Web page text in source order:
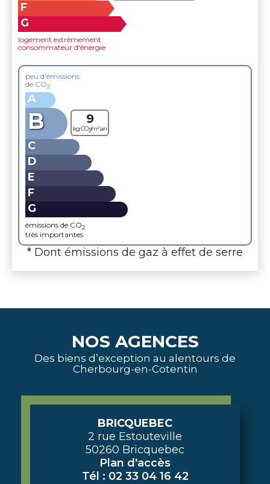
F
G
logement extrêmement
consommateur d'énergie
9
kg CO2/m².an
peu d'émissions
de CO2
A
B
C
D
E
F
G
émissions de CO2
très importantes
* Dont émissions de gaz à effet de serre
NOS AGENCES
Des biens d’exception au alentours de
Cherbourg-en-Cotentin
BRICQUEBEC
2 rue Estouteville
50260 Bricquebec
Plan d'accès
Tél : 02 33 04 16 42